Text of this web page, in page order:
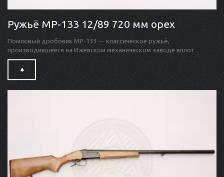
Ружьё МР-133 12/89 720 мм орех
Помповый дробовик MP-133 — классическое ружьё,
производившееся на Ижевском механическом заводе вплот